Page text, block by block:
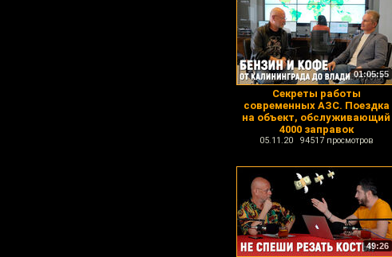
01:05:55
Секреты работы
современных АЗС. Поездка
на объект, обслуживающий
4000 заправок
05.11.20 94517 просмотров
49:26